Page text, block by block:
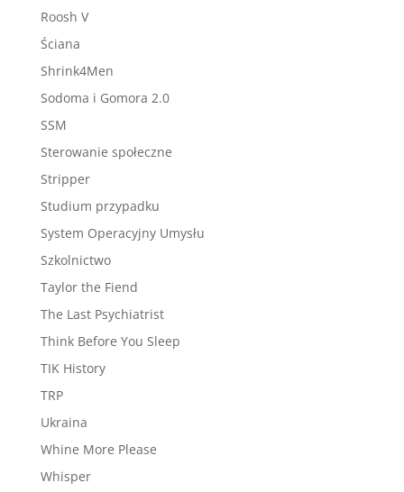
Roosh V
Ściana
Shrink4Men
Sodoma i Gomora 2.0
SSM
Sterowanie społeczne
Stripper
Studium przypadku
System Operacyjny Umysłu
Szkolnictwo
Taylor the Fiend
The Last Psychiatrist
Think Before You Sleep
TIK History
TRP
Ukraina
Whine More Please
Whisper